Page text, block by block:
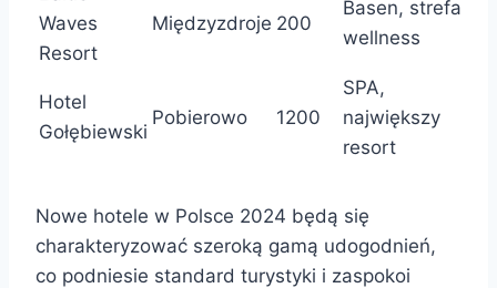
Waves
Resort
Międzyzdroje 200
Basen, strefa
wellness
Hotel
Gołębiewski
Pobierowo 1200
SPA,
największy
resort
Nowe hotele w Polsce 2024 będą się
charakteryzować szeroką gamą udogodnień,
co podniesie standard turystyki i zaspokoi